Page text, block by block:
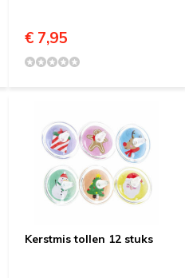
€ 7,95
Kerstmis tollen 12 stuks